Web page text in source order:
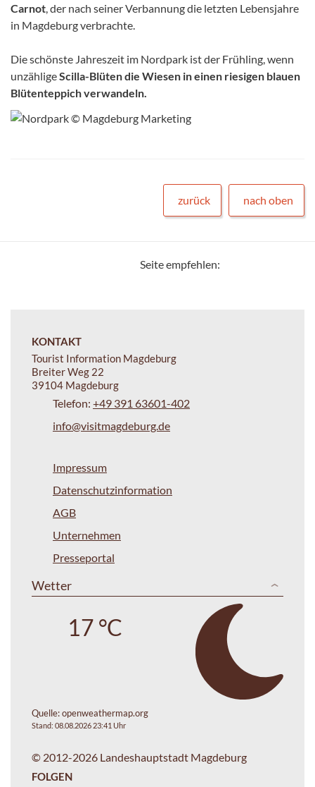
Carnot , der nach seiner Verbannung die letzten Lebensjahre
in Magdeburg verbrachte.
Die schönste Jahreszeit im Nordpark ist der Frühling, wenn
unzähligeScilla-Blüten die Wiesen in einen riesigen blauen
Blütenteppich verwandeln.
zurück nach oben
Seite empfehlen:
KONTAKT
Tourist Information Magdeburg
Breiter Weg 22
39104 Magdeburg
Telefon: +49 391 63601-402
info@visitmagdeburg.de
Impressum
Datenschutzinformation
AGB
Unternehmen
Presseportal
Wetter
17 °C
Quelle:openweathermap.org
Stand: 08.08.2026 23:41 Uhr
© 2012-2026 Landeshauptstadt Magdeburg
FOLGEN